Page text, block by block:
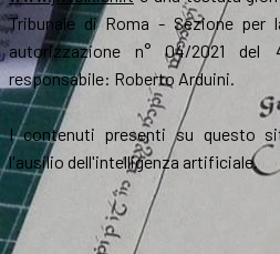
Tribunale di Roma - Sezione per
autorizzazione n° 04/2021 del
responsabile: Roberto Arduini.
I contenuti presenti su questo
l'ausilio dell'intelligenza artificiale.